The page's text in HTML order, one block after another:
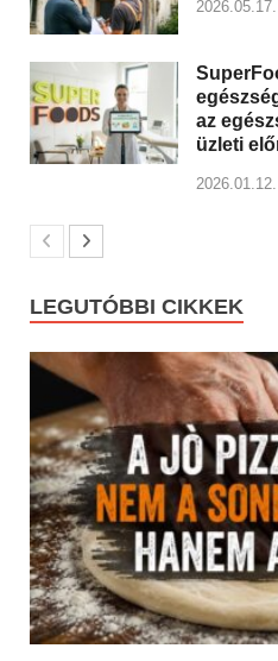
2026.05.17.
az
üzleti
2026.01.12.
LEGUTÓBBI CIKKEK